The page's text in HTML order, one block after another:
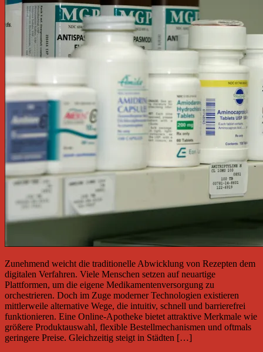
Zunehmend weicht die traditionelle Abwicklung von Rezepten dem
digitalen Verfahren. Viele Menschen setzen auf neuartige
Plattformen, um die eigene Medikamentenversorgung zu
orchestrieren. Doch im Zuge moderner Technologien existieren
mittlerweile alternative Wege, die intuitiv, schnell und barrierefrei
funktionieren. Eine Online-Apotheke bietet attraktive Merkmale wie
größere Produktauswahl, flexible Bestellmechanismen und oftmals
geringere Preise. Gleichzeitig steigt in Städten […]